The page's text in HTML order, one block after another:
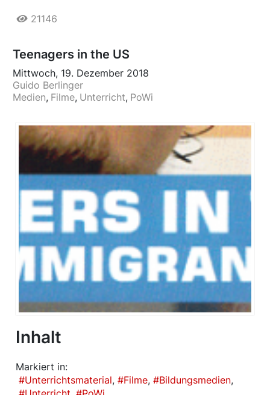
21146
Teenagers in the US
Mittwoch, 19. Dezember 2018
Guido Berlinger
Medien Filme Unterricht PoWi
Inhalt
Markiert in:
Unterrichtsmaterial
Filme
Bildungsmedien